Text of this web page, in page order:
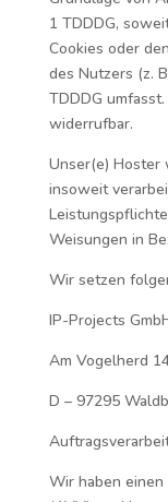
1 TDDDG,
Cookies oder
des Nutzers (z.
TDDDG
widerrufbar.
Unser(e) Hoster
insoweit
Weisungen in
Wir setzen
IP-Projects
Am Vogelherd
D – 97295
Wir haben